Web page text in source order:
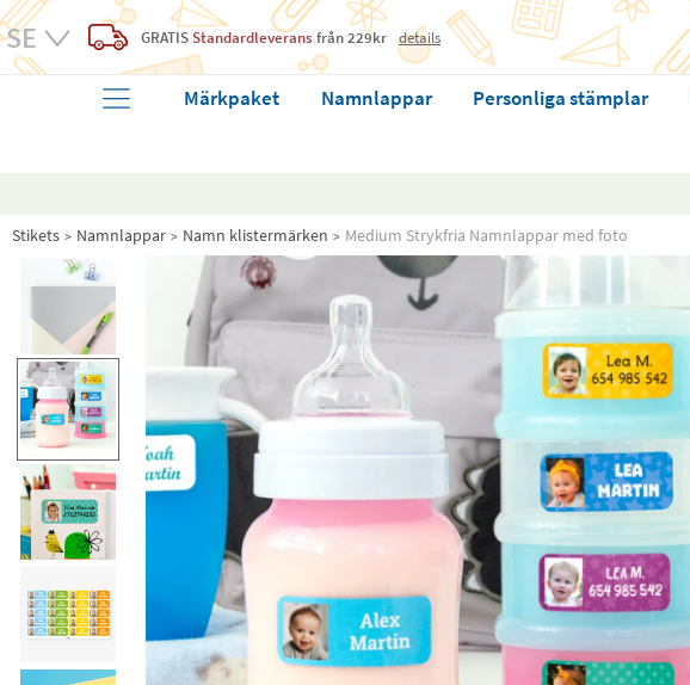
GRATIS Standardleveransfrån 229kr details
Märkpaket Namnlappar Personliga stämplar
Stikets Namnlappar Namn klistermärken Medium Strykfria Namnlappar med foto